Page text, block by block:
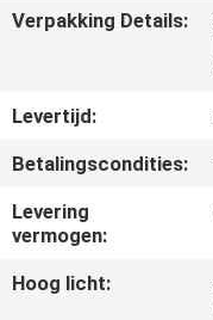
GEVALLEN
EEN
OFFERTE
AANVRAGEN
Verpakking Details:
Levertijd:
Betalingscondities:
Levering
vermogen:
Hoog licht: